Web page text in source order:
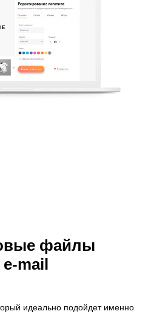
файлы
mail
идеально подойдет именно